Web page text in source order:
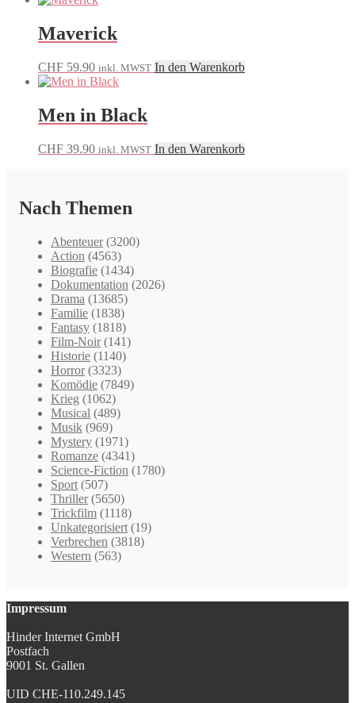
Maverick
CHF 59.90 inkl. MWST In den Warenkorb
Men in Black
CHF 39.90 inkl. MWST In den Warenkorb
Nach Themen
Abenteuer (3200)
Action (4563)
Biografie (1434)
Dokumentation (2026)
Drama (13685)
Familie (1838)
Fantasy (1818)
Film-Noir (141)
Historie (1140)
Horror (3323)
Komödie (7849)
Krieg (1062)
Musical (489)
Musik (969)
Mystery (1971)
Romanze (4341)
Science-Fiction (1780)
Sport (507)
Thriller (5650)
Trickfilm (1118)
Unkategorisiert (19)
Verbrechen (3818)
Western (563)
Impressum
Hinder Internet GmbH
Postfach
9001 St. Gallen
UID CHE-110.249.145